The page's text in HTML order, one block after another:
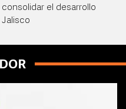
el desarrollo